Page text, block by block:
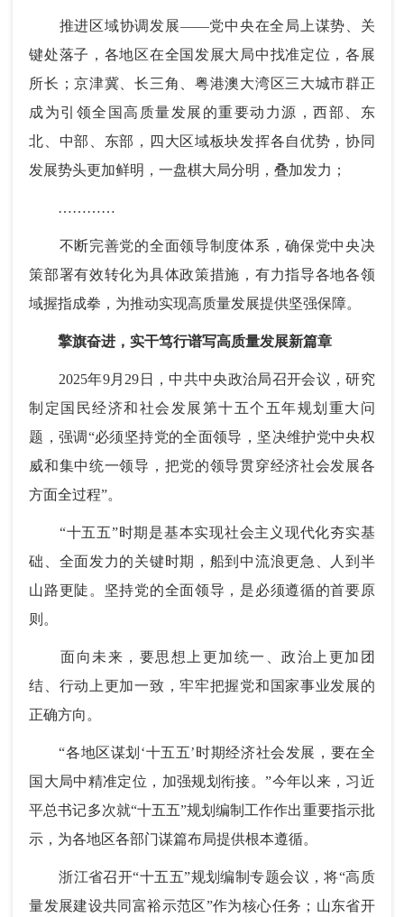
推进区域协调发展——党中央在全局上谋势、关
键处落子，各地区在全国发展大局中找准定位，各展
所长；京津冀、长三角、粤港澳大湾区三大城市群正
成为引领全国高质量发展的重要动力源，西部、东
北、中部、东部，四大区域板块发挥各自优势，协同
发展势头更加鲜明，一盘棋大局分明，叠加发力；
…………
不断完善党的全面领导制度体系，确保党中央决
策部署有效转化为具体政策措施，有力指导各地各领
域握指成拳，为推动实现高质量发展提供坚强保障。
擎旗奋进，实干笃行谱写高质量发展新篇章
2025年9月29日，中共中央政治局召开会议，研究
制定国民经济和社会发展第十五个五年规划重大问
题，强调“必须坚持党的全面领导，坚决维护党中央权
威和集中统一领导，把党的领导贯穿经济社会发展各
方面全过程”。
“十五五”时期是基本实现社会主义现代化夯实基
础、全面发力的关键时期，船到中流浪更急、人到半
山路更陡。坚持党的全面领导，是必须遵循的首要原
则。
面向未来，要思想上更加统一、政治上更加团
结、行动上更加一致，牢牢把握党和国家事业发展的
正确方向。
“各地区谋划‘十五五’时期经济社会发展，要在全
国大局中精准定位，加强规划衔接。”今年以来，习近
平总书记多次就“十五五”规划编制工作作出重要指示批
示，为各地区各部门谋篇布局提供根本遵循。
浙江省召开“十五五”规划编制专题会议，将“高质
量发展建设共同富裕示范区”作为核心任务；山东省开